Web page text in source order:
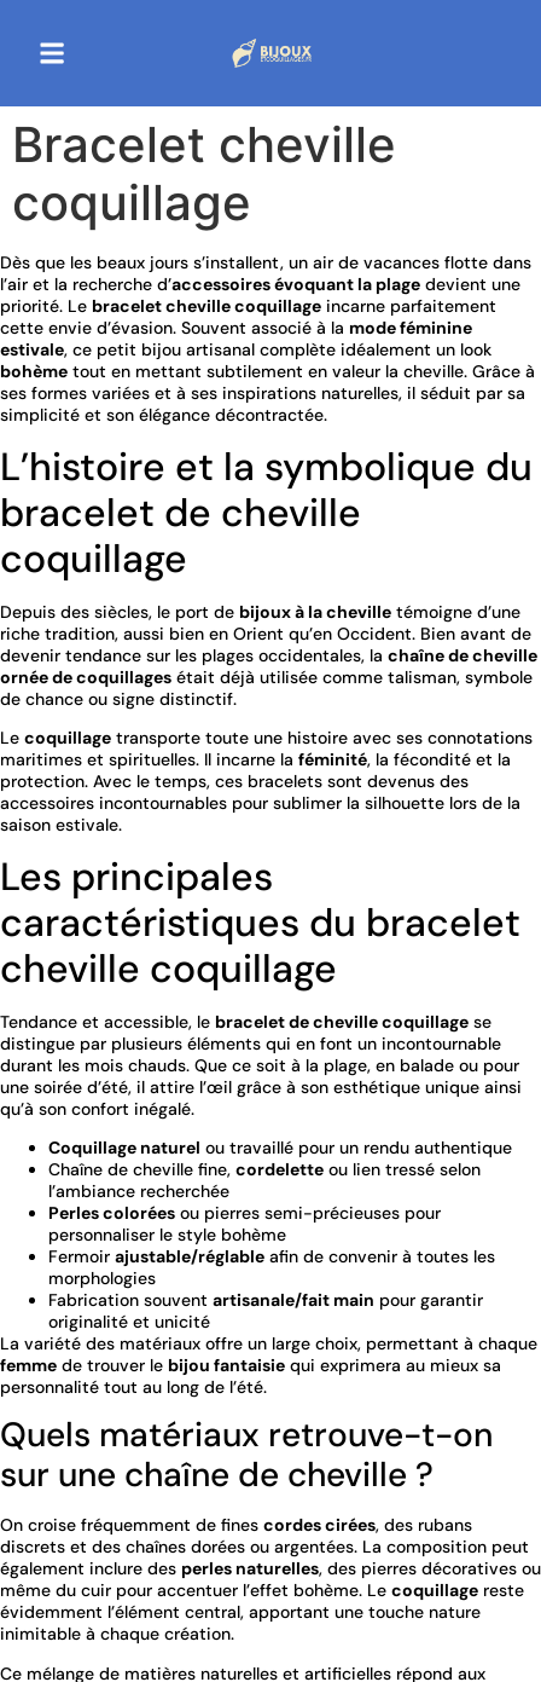
Bracelet cheville
coquillage
Dès que les beaux jours s’installent, un air de vacances flotte dans
l’air et la recherche d’accessoires évoquant la plage devient une
priorité. Le bracelet cheville coquillage incarne parfaitement
cette envie d’évasion. Souvent associé à la mode féminine
estivale, ce petit bijou artisanal complète idéalement un look
bohème tout en mettant subtilement en valeur la cheville. Grâce à
ses formes variées et à ses inspirations naturelles, il séduit par sa
simplicité et son élégance décontractée.
L’histoire et la symbolique du
bracelet de cheville
coquillage
Depuis des siècles, le port de bijoux à la cheville témoigne d’une
riche tradition, aussi bien en Orient qu’en Occident. Bien avant de
devenir tendance sur les plages occidentales, la chaîne de cheville
ornée de coquillages était déjà utilisée comme talisman, symbole
de chance ou signe distinctif.
Le coquillage transporte toute une histoire avec ses connotations
maritimes et spirituelles. Il incarne la féminité, la fécondité et la
protection. Avec le temps, ces bracelets sont devenus des
accessoires incontournables pour sublimer la silhouette lors de la
saison estivale.
Les principales
caractéristiques du bracelet
cheville coquillage
Tendance et accessible, le bracelet de cheville coquillage se
distingue par plusieurs éléments qui en font un incontournable
durant les mois chauds. Que ce soit à la plage, en balade ou pour
une soirée d’été, il attire l’œil grâce à son esthétique unique ainsi
qu’à son confort inégalé.
Coquillage naturel ou travaillé pour un rendu authentique
Chaîne de cheville fine, cordelette ou lien tressé selon
l’ambiance recherchée
Perles colorées ou pierres semi-précieuses pour
personnaliser le style bohème
Fermoir ajustable/réglable afin de convenir à toutes les
morphologies
Fabrication souvent artisanale/fait main pour garantir
originalité et unicité
La variété des matériaux offre un large choix, permettant à chaque
femme de trouver le bijou fantaisie qui exprimera au mieux sa
personnalité tout au long de l’été.
Quels matériaux retrouve-t-on
sur une chaîne de cheville ?
On croise fréquemment de fines cordes cirées, des rubans
discrets et des chaînes dorées ou argentées. La composition peut
également inclure des perles naturelles, des pierres décoratives ou
même du cuir pour accentuer l’effet bohème. Le coquillage reste
évidemment l’élément central, apportant une touche nature
inimitable à chaque création.
Ce mélange de matières naturelles et artificielles répond aux